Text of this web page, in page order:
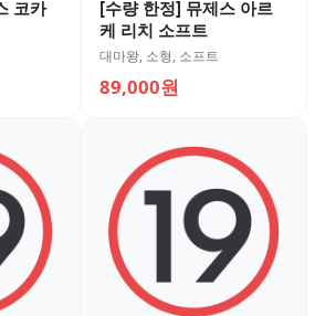
코카
[수량 한정] 뮤제스 아르
케 리치 소프트
대마왕, 소형, 소프트
89,000원